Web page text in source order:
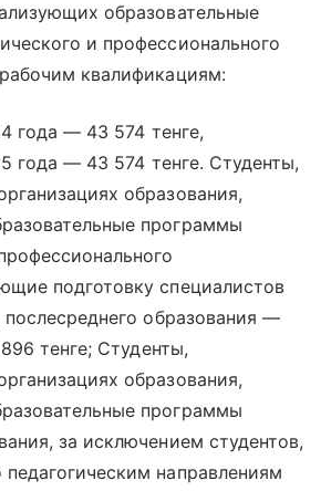
образовательные
и профессионального
квалификациям:
года — 43 574 тенге,
года — 43 574 тенге. Студенты,
образования,
программы
подготовку специалистов
послесреднего образования —
тенге; Студенты,
образования,
программы
за исключением студентов,
направлениям